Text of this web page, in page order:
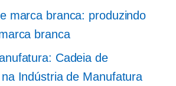
marca branca: produzindo
branca
Cadeia de
Indústria de Manufatura